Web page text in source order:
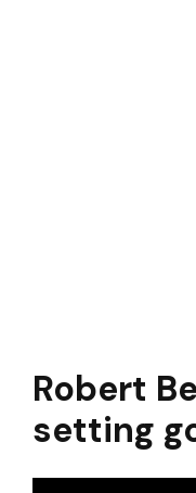
Robert
setting